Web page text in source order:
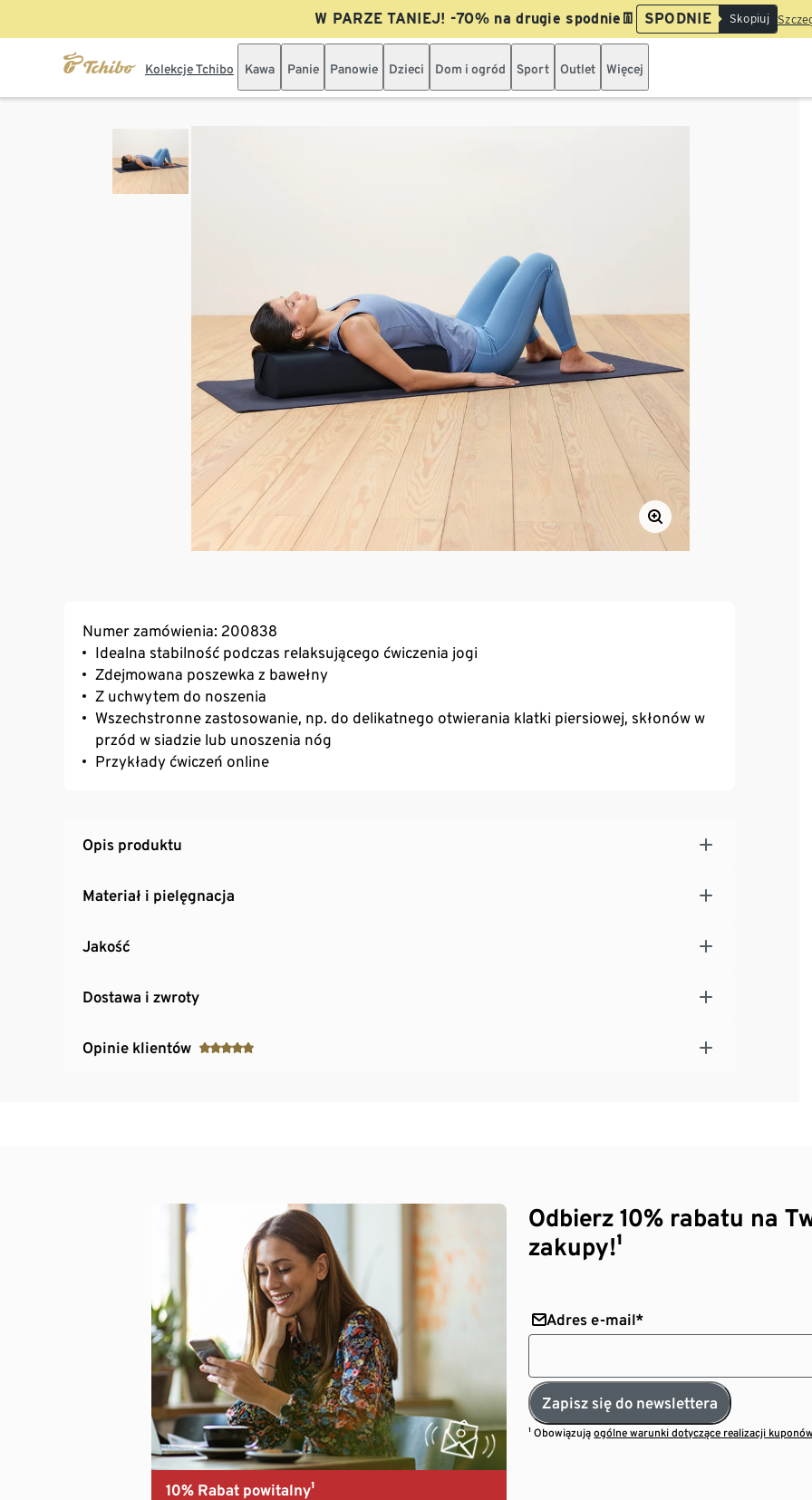
W PARZE TANIEJ! -70% na drugie spodnie👖 SPODNIE Skopiuj
Kolekcje Tchibo Kawa Panie Panowie Dzieci Dom i ogród Sport Outlet Więcej
Numer zamówienia: 200838
Idealna stabilność podczas relaksującego ćwiczenia jogi
Zdejmowana poszewka z bawełny
Z uchwytem do noszenia
Wszechstronne zastosowanie, np. do delikatnego otwierania klatki piersiowej, skłonów w
przód w siadzie lub unoszenia nóg
Przykłady ćwiczeń online
Opis produktu
Materiał i pielęgnacja
Jakość
Dostawa i zwroty
Opinie klientów
10% Rabat powitalny¹
Odbierz 10% rabatu na
zakupy!¹
Adres e-mail*
Zapisz się do newslettera
¹ Obowiązująogólne warunki dotyczące realizacji